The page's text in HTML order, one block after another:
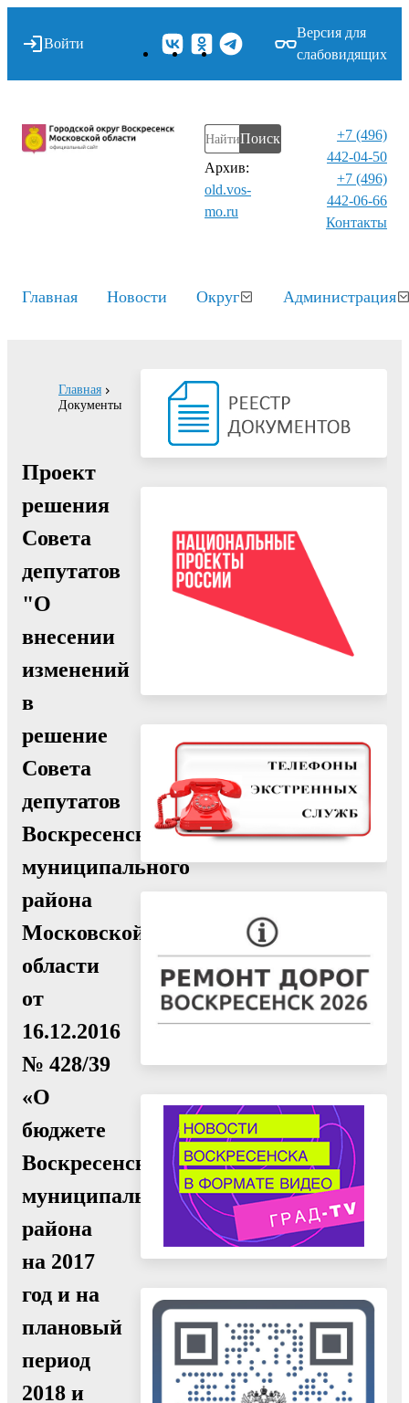
Войти
Версия для
слабовидящих
Поиск
Архив:
old.vos-
mo.ru
+7 (496)
442-04-50
+7 (496)
442-06-66
Контакты⁠
Главная Новости Округ Администрация
Главная
Документы
Проект
решения
Совета
депутатов
"О
внесении
изменений
в
решение
Совета
депутатов
Воскресенского
муниципального
района
Московской
области
от
16.12.2016
№ 428/39
«О
бюджете
Воскресенского
муниципального
района
на 2017
год и на
плановый
период
2018 и